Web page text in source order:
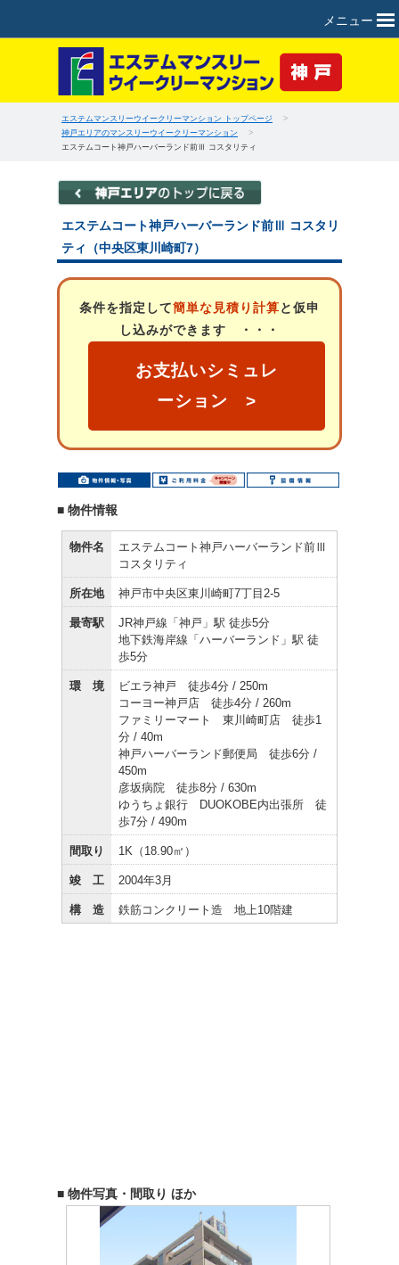
メニュー
エステムマンスリーウイークリーマンション トップページ
>
神戸エリアのマンスリーウイークリーマンション
>
エステムコート神戸ハーバーランド前Ⅲ コスタリティ
エステムコート神戸ハーバーランド前Ⅲ コスタリ
ティ（中央区東川崎町7）
条件を指定して簡単な見積り計算と仮申
し込みができます ・・・
お支払いシミュレ
ーション >
■ 物件情報
物件名
エステムコート神戸ハーバーランド前Ⅲ
コスタリティ
所在地 神戸市中央区東川崎町7丁目2-5
最寄駅
JR神戸線「神戸」駅 徒歩5分
地下鉄海岸線「ハーバーランド」駅 徒
歩5分
環 境
ビエラ神戸 徒歩4分 / 250m
コーヨー神戸店 徒歩4分 / 260m
ファミリーマート 東川崎町店 徒歩1
分 / 40m
神戸ハーバーランド郵便局 徒歩6分 /
450m
彦坂病院 徒歩8分 / 630m
ゆうちょ銀行 DUOKOBE内出張所 徒
歩7分 / 490m
間取り 1K（18.90㎡）
竣 工 2004年3月
構 造 鉄筋コンクリート造 地上10階建
■ 物件写真・間取り ほか